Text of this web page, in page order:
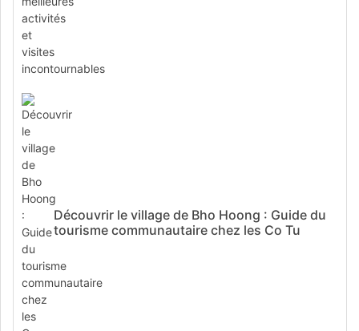
Découvrir le village de Bho Hoong : Guide du
tourisme communautaire chez les Co Tu